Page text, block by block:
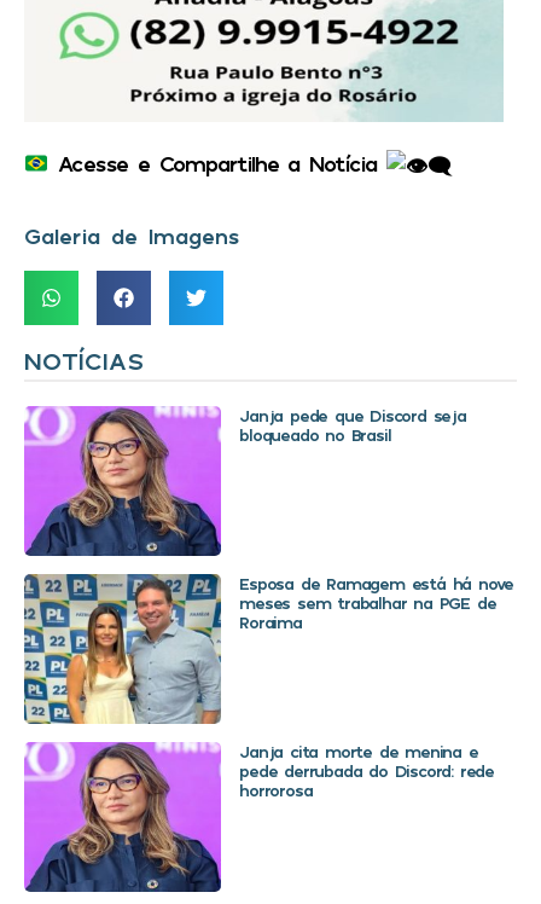
Acesse e Compartilhe a Notícia
Galeria de Imagens
NOTÍCIAS
Janja pede que Discord seja
bloqueado no Brasil
Esposa de Ramagem está há nove
meses sem trabalhar na PGE de
Roraima
Janja cita morte de menina e
pede derrubada do Discord: rede
horrorosa